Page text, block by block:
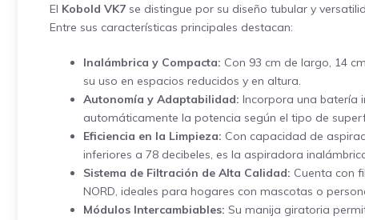
El Kobold VK7 se distingue por su diseño tubular y
Entre sus características principales destacan:
Inalámbrica y Compacta: Con 93 cm de largo, 14
su uso en espacios reducidos y en altura.
Autonomía y Adaptabilidad: Incorpora una batería
automáticamente la potencia según el tipo de
Eficiencia en la Limpieza: Con capacidad de
inferiores a 78 decibeles, es la aspiradora
Sistema de Filtración de Alta Calidad: Cuenta con
NORD, ideales para hogares con mascotas o
Módulos Intercambiables: Su manija giratoria